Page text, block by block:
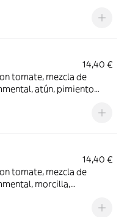
14,40 €
tomate, mezcla de
atún, pimiento
14,40 €
tomate, mezcla de
morcilla,